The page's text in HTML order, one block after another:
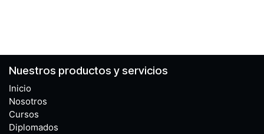
Nuestros productos y servicios
Inicio
Nosotros
Cursos
Diplomados